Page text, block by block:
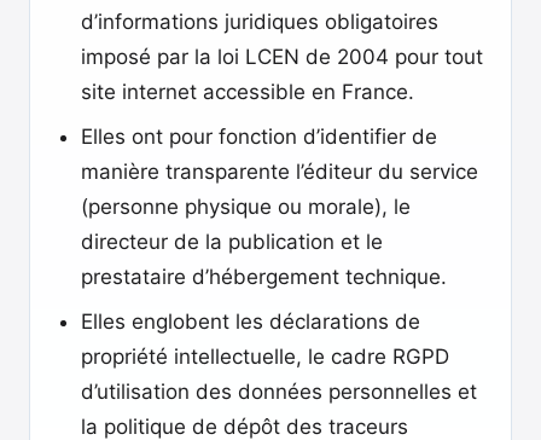
d’informations juridiques obligatoires
imposé par la loi LCEN de 2004 pour tout
site internet accessible en France.
Elles ont pour fonction d’identifier de
manière transparente l’éditeur du service
(personne physique ou morale), le
directeur de la publication et le
prestataire d’hébergement technique.
Elles englobent les déclarations de
propriété intellectuelle, le cadre RGPD
d’utilisation des données personnelles et
la politique de dépôt des traceurs